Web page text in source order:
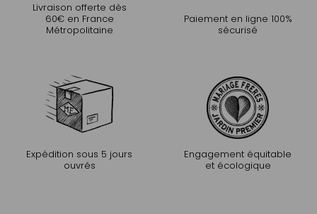
Livraison offerte dès
60€ en France
Métropolitaine
Paiement en ligne 100%
sécurisé
Expédition sous 5 jours
ouvrés
Engagement équitable
et écologique